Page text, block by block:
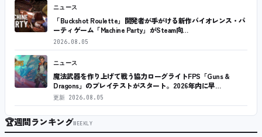
ニュース
「Buckshot Roulette」開発者が手がける新作バイオレンス・パ
ーティゲーム「Machine Party」がSteam向…
2026.08.05
ニュース
魔法武器を作り上げて戦う協力ローグライトFPS「Guns &
Dragons」のプレイテストがスタート。2026年内に早…
更新 2026.08.05
🏆週間ランキングWEEKLY